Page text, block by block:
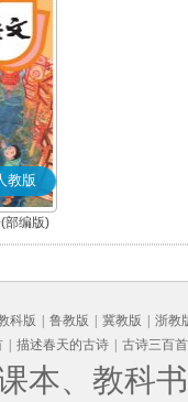
教版
部编版)
科版 鲁教版 冀教版
浙教
描述春天的古诗 古诗三百首
本、教科